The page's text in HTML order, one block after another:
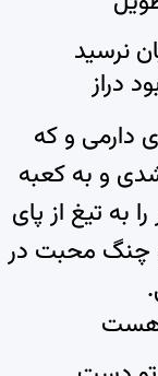
نرسید
دراز
دارمی و که
و به کعبه
به تیغ از پای
و چنگ محبت در
هست